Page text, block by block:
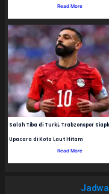
Read More
Salah Tiba di Turki, Trabzonspor
Upacara di Kota Laut Hitam
Read More